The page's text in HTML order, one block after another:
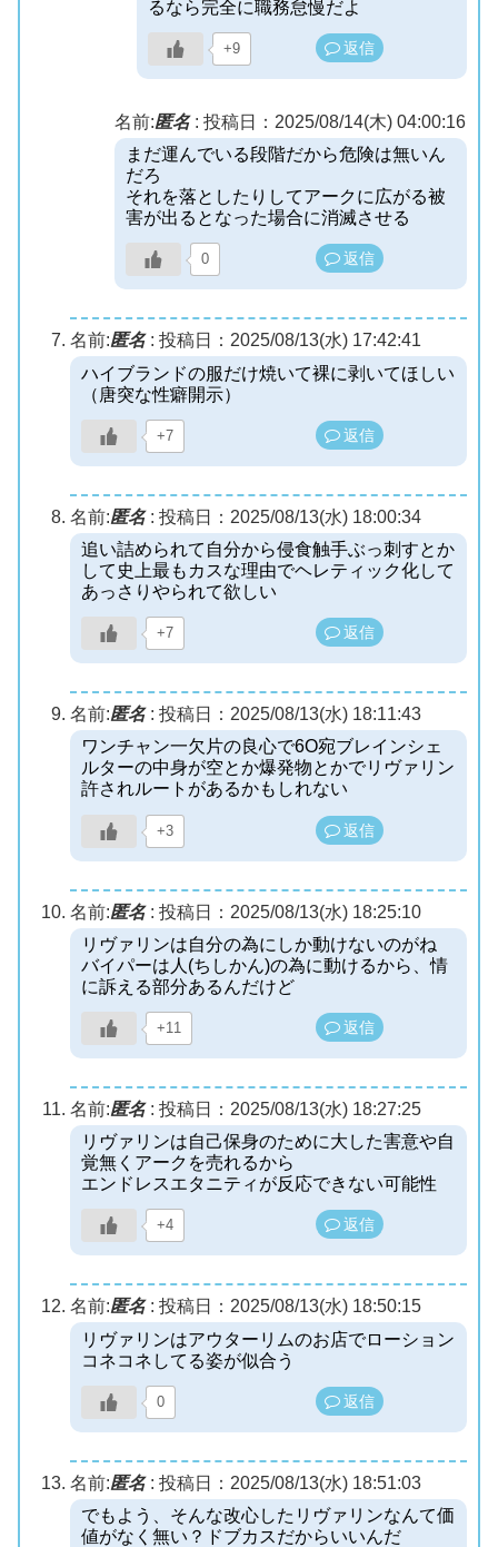
るなら完全に職務怠慢だよ
+9 返信
名前:匿名: 投稿日：2025/08/14(木) 04:00:16
まだ運んでいる段階だから危険は無いん
だろ
それを落としたりしてアークに広がる被
害が出るとなった場合に消滅させる
0 返信
名前:匿名: 投稿日：2025/08/13(水) 17:42:41
ハイブランドの服だけ焼いて裸に剥いてほしい
（唐突な性癖開示）
+7 返信
名前:匿名: 投稿日：2025/08/13(水) 18:00:34
追い詰められて自分から侵食触手ぶっ刺すとか
して史上最もカスな理由でヘレティック化して
あっさりやられて欲しい
+7 返信
名前:匿名: 投稿日：2025/08/13(水) 18:11:43
ワンチャン一欠片の良心で6O宛ブレインシェ
ルターの中身が空とか爆発物とかでリヴァリン
許されルートがあるかもしれない
+3 返信
名前:匿名: 投稿日：2025/08/13(水) 18:25:10
リヴァリンは自分の為にしか動けないのがね
バイパーは人(ちしかん)の為に動けるから、情
に訴える部分あるんだけど
+11 返信
名前:匿名: 投稿日：2025/08/13(水) 18:27:25
リヴァリンは自己保身のために大した害意や自
覚無くアークを売れるから
エンドレスエタニティが反応できない可能性
+4 返信
名前:匿名: 投稿日：2025/08/13(水) 18:50:15
リヴァリンはアウターリムのお店でローション
コネコネしてる姿が似合う
0 返信
名前:匿名: 投稿日：2025/08/13(水) 18:51:03
でもよう、そんな改心したリヴァリンなんて価
値がなく無い？ドブカスだからいいんだ